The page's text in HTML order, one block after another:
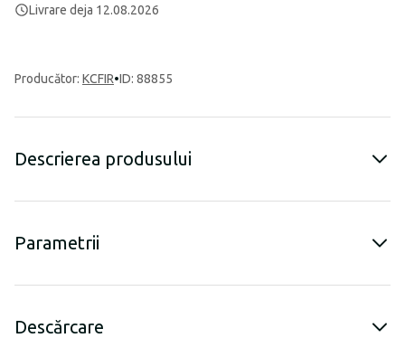
Livrare deja 12.08.2026
Producător: KCFIR•ID: 88855
Descrierea produsului
Parametrii
Descărcare